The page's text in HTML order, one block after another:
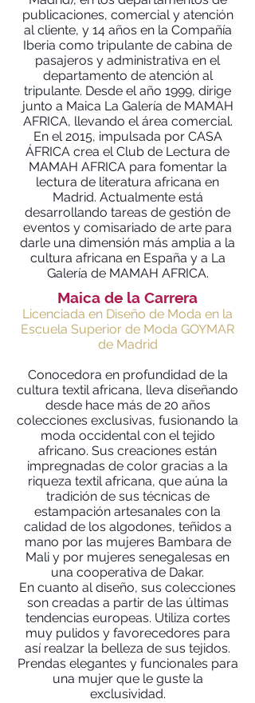
publicaciones, comercial y atención
al cliente, y 14 años en la Compañía
Iberia como tripulante de cabina de
pasajeros y administrativa en el
departamento de atención al
tripulante. Desde el año 1999, dirige
junto a Maica La Galería de MAMAH
AFRICA, llevando el área comercial.
En el 2015, impulsada por CASA
ÁFRICA crea el Club de Lectura de
MAMAH AFRICA para fomentar la
lectura de literatura africana en
Madrid. Actualmente está
desarrollando tareas de gestión de
eventos y comisariado de arte para
darle una dimensión más amplia a la
cultura africana en España y a La
Galería de MAMAH AFRICA.
Maica de la Carrera
Licenciada en Diseño de Moda en la
Escuela Superior de Moda GOYMAR
de Madrid
Conocedora en profundidad de la
cultura textil africana, lleva diseñando
desde hace más de 20 años
colecciones exclusivas, fusionando la
moda occidental con el tejido
africano. Sus creaciones están
impregnadas de color gracias a la
riqueza textil africana, que aúna la
tradición de sus técnicas de
estampación artesanales con la
calidad de los algodones, teñidos a
mano por las mujeres Bambara de
Mali y por mujeres senegalesas en
una cooperativa de Dakar.
En cuanto al diseño, sus colecciones
son creadas a partir de las últimas
tendencias europeas. Utiliza cortes
muy pulidos y favorecedores para
así realzar la belleza de sus tejidos.
Prendas elegantes y funcionales para
una mujer que le guste la
exclusividad.